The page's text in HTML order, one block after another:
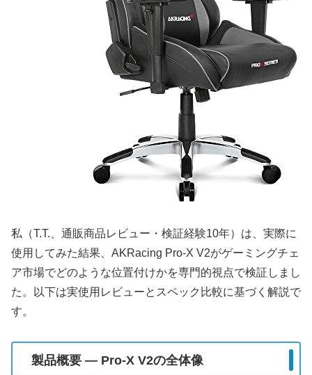
私（T.T.、通販商品レビュー・検証経験10年）は、実際に
使用してみた結果、AKRacing Pro‑X V2がゲーミングチェ
ア市場でどのような位置付けかを専門的視点で検証しまし
た。以下は実使用レビューとスペック比較に基づく解説で
す。
製品概要 — Pro‑X V2の全体像